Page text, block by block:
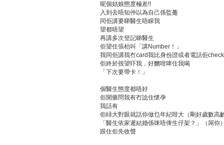
呢個姑娘態度極差!!
入到去唔知仲以為自己係監躉
同佢講要睇醫生唔睬我
望都唔望
再講多次登記睇醫生
佢望住張枱叫「講Number！」
我同佢講我冇card我比身份證或者電話佢check
佢終於很望吓我，好嬲咁啤住我喝
「下次要帶卡！」
個醫生態度都唔好
佢開藥問我有冇諗住懷孕
我話有
佢睩大對眼就話你做乜年紀咁大（剛好歲數高
「醫生依家遲結婚係咪唔俾生仔架？」（屌你
跟住佢先收聲